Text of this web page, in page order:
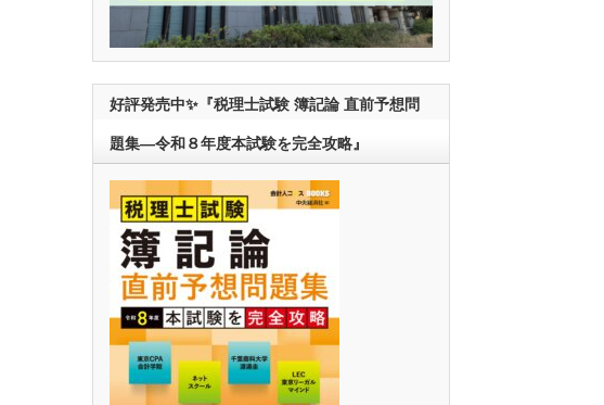
好評発売中✨『税理士試験 簿記論 直前予想問
題集―令和８年度本試験を完全攻略』